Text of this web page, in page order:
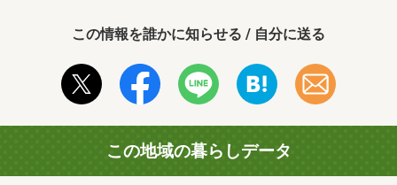
この情報を誰かに知らせる / 自分に送る
この地域の暮らしデータ